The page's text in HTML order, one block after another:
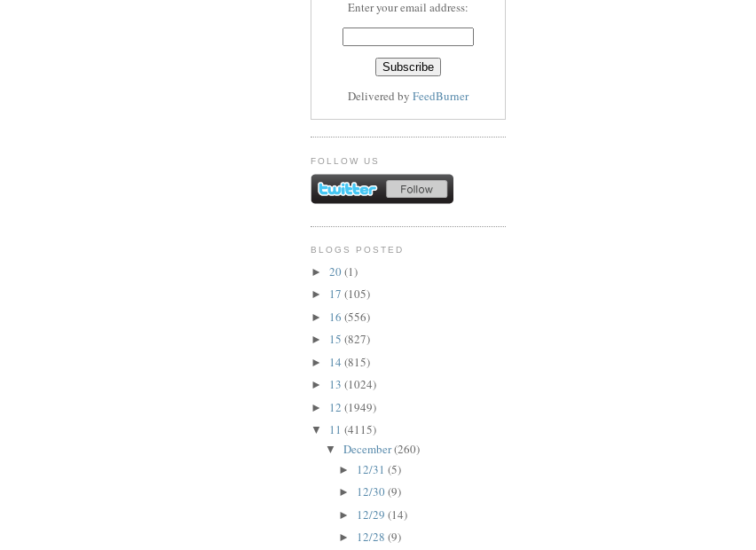
Enter your email address:
Delivered by FeedBurner
FOLLOW US
BLOGS POSTED
► 20(1)
► 17 (105)
► 16 (556)
► 15 (827)
► 14 (815)
► 13 (1024)
► 12 (1949)
▼ 11 (4115)
▼ December(260)
► 12/31(5)
► 12/30(9)
► 12/29(14)
► 12/28(9)